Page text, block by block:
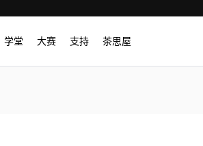
学堂 大赛 支持 茶思屋